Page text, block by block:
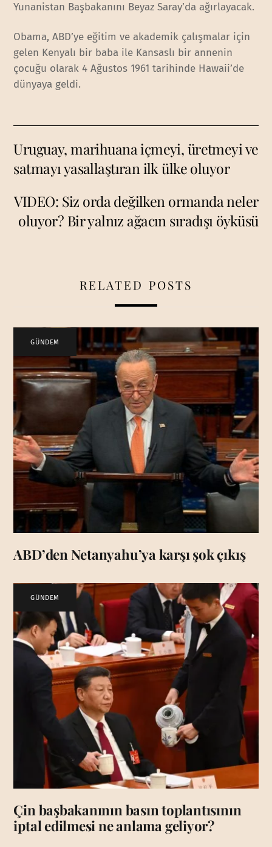
Yunanistan Başbakanını Beyaz Saray’da ağırlayacak.
Obama, ABD’ye eğitim ve akademik çalışmalar için
gelen Kenyalı bir baba ile Kansaslı bir annenin
çocuğu olarak 4 Ağustos 1961 tarihinde Hawaii’de
dünyaya geldi.
Uruguay, marihuana içmeyi, üretmeyi ve
satmayı yasallaştıran ilk ülke oluyor
VIDEO: Siz orda değilken ormanda neler
oluyor? Bir yalnız ağacın sıradışı öyküsü
RELATED POSTS
GÜNDEM
ABD’den Netanyahu’ya karşı şok çıkış
GÜNDEM
Çin başbakanının basın toplantısının
iptal edilmesi ne anlama geliyor?